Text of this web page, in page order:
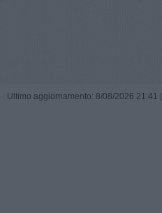
Ultimo aggiornamento: 8/08/2026 21:41 |